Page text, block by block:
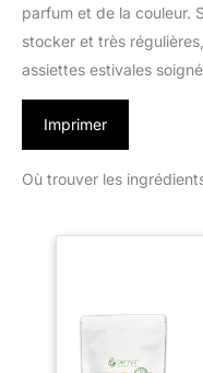
parfum et de la couleur.
stocker et très
assiettes estivales
Imprimer
Où trouver les